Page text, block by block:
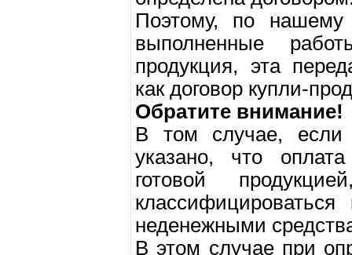
Поэтому, по
выполненные
продукция, эта
как договор купли-
Обратите внимание!
В том случае, если
указано, что
готовой
неденежными
В этом случае при